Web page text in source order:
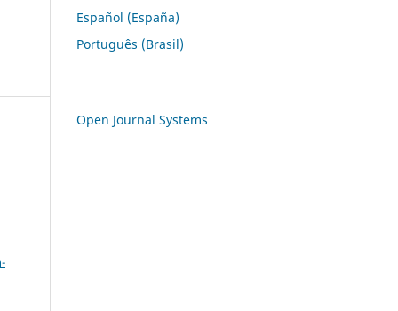
Español (España)
Português (Brasil)
Open Journal Systems